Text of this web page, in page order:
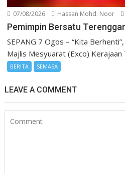
07/08/2026 Hassan Mohd. Noor
Pemimpin Bersatu
SEPANG 7 Ogos – “Kita
Majlis Mesyuarat (Exco) Kerajaan
BERITA SEMASA
LEAVE A COMMENT